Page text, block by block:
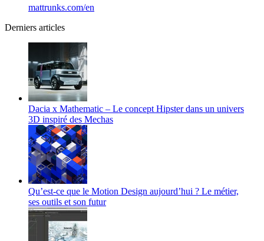
mattrunks.com/en
Derniers articles
Dacia x Mathematic – Le concept Hipster dans un univers
3D inspiré des Mechas
Qu’est-ce que le Motion Design aujourd’hui ? Le métier,
ses outils et son futur